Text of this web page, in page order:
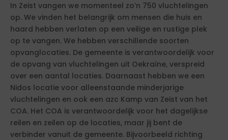
In Zeist vangen we momenteel zo’n 750 vluchtelingen
op. We vinden het belangrijk om mensen die huis en
haard hebben verlaten op een veilige en rustige plek
op te vangen. We hebben verschillende soorten
opvanglocaties. De gemeente is verantwoordelijk voor
de opvang van vluchtelingen uit Oekraïne, verspreid
over een aantal locaties. Daarnaast hebben we een
Nidos locatie voor alleenstaande minderjarige
vluchtelingen en ook een azc Kamp van Zeist van het
COA. Het COA is verantwoordelijk voor het dagelijkse
reilen en zeilen op de locaties, maar jij bent de
verbinder vanuit de gemeente. Bijvoorbeeld richting